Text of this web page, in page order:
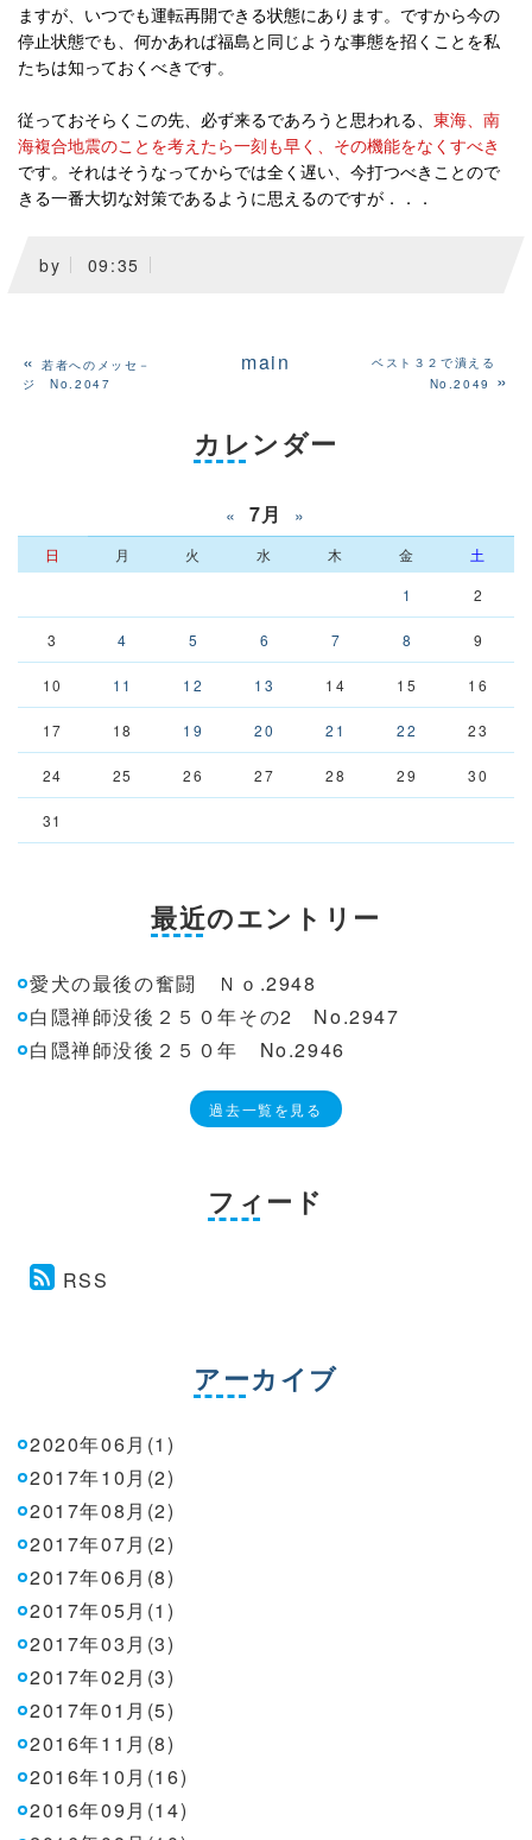
ますが、いつでも運転再開できる状態にあります。ですから今の
停止状態でも、何かあれば福島と同じような事態を招くことを私
たちは知っておくべきです。
従っておそらくこの先、必ず来るであろうと思われる、 東海、南
海複合地震のことを考えたら一刻も早く、その機能をなくすべき
です。それはそうなってからでは全く遅い、今打つべきことので
きる一番大切な対策であるように思えるのですが．．．
by 09:35
«若者へのメッセ－
ジ No.2047
main
ベスト３２で潰える
No.2049
»
カレンダー
« 7月 »
日 月 火 水 木 金
土
1
2
3 4 5 6 7 8 9
10 11 12 13 14 15 16
17 18 19 20 21 22 23
24 25 26 27 28 29 30
31
最近のエントリー
愛犬の最後の奮闘 Ｎｏ.2948
白隠禅師没後２５０年その2 No.2947
白隠禅師没後２５０年 No.2946
過去一覧を見る
フィード
RSS
アーカイブ
2020年06月(1)
2017年10月(2)
2017年08月(2)
2017年07月(2)
2017年06月(8)
2017年05月(1)
2017年03月(3)
2017年02月(3)
2017年01月(5)
2016年11月(8)
2016年10月(16)
2016年09月(14)